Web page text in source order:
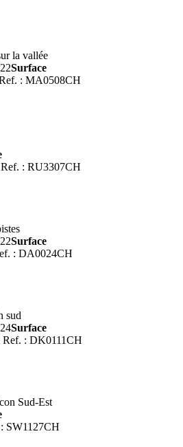
la vallée
22Surface
: MA0508CH
Ref. : RU3307CH
22Surface
: DA0024CH
sud
24Surface
Ref. : DK0111CH
Sud-Est
SW1127CH